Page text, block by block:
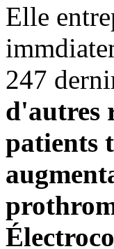
Elle
247
d'autres
patients